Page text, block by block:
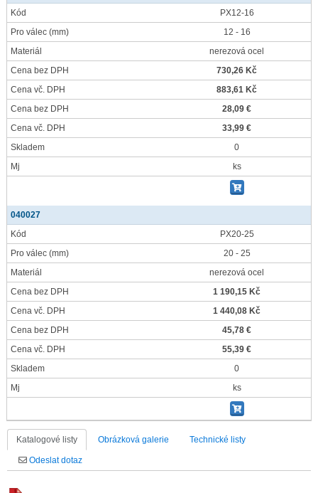
Kód
PX12-16
Pro válec (mm)
12 - 16
Materiál
nerezová ocel
Cena bez DPH
730,26 Kč
Cena vč. DPH
883,61 Kč
Cena bez DPH
28,09 €
Cena vč. DPH
33,99 €
Skladem
0
Mj
ks
040027
Kód
PX20-25
Pro válec (mm)
20 - 25
Materiál
nerezová ocel
Cena bez DPH
1 190,15 Kč
Cena vč. DPH
1 440,08 Kč
Cena bez DPH
45,78 €
Cena vč. DPH
55,39 €
Skladem
0
Mj
ks
Katalogové listy Obrázková galerie Technické listy
Odeslat dotaz